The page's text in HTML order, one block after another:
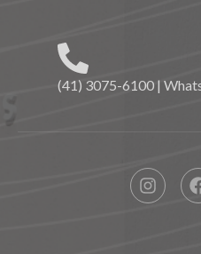
(41) 3075-6100 |